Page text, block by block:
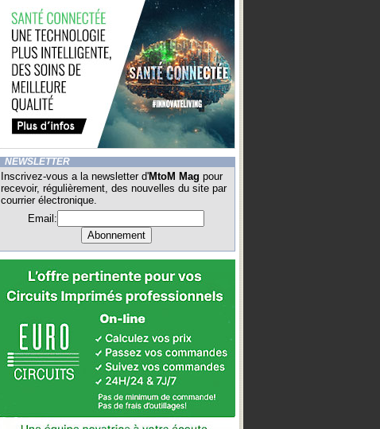
NEWSLETTER
Inscrivez-vous a la newsletter d'MtoM Mag pour
recevoir, régulièrement, des nouvelles du site par
courrier électronique.
Email: